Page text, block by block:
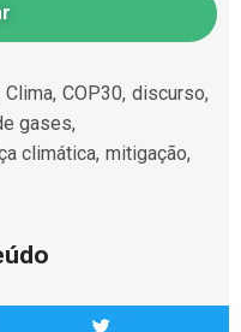
Clima, COP30, discurso,
gases,
climática, mitigação,